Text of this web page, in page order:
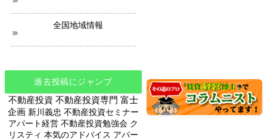
全国地域情報
過去投稿にジャンプ
不動産投資 不動産投資専門 富士
企画 新川義忠 不動産投資セミナー
アパート経営 不動産投資勉強会 ク
リスティ 本気のアドバイス アパー